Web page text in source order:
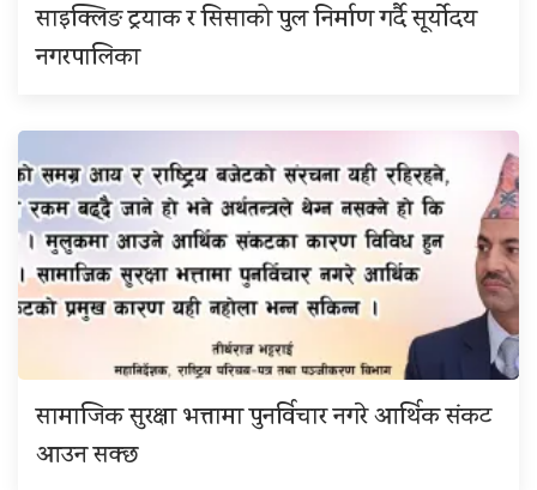
साइक्लिङ ट्रयाक र सिसाको पुल निर्माण गर्दै सूर्योदय
नगरपालिका
सामाजिक सुरक्षा भत्तामा पुनर्विचार नगरे आर्थिक संकट
आउन सक्छ